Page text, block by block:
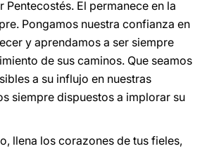
Pentecostés. El permanece en la
Pongamos nuestra confianza en
y aprendamos a ser siempre
de sus caminos. Que seamos
a su influjo en nuestras
siempre dispuestos a implorar su
llena los corazones de tus fieles,